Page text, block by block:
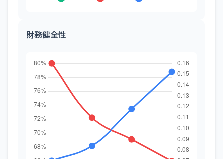
財務健全性